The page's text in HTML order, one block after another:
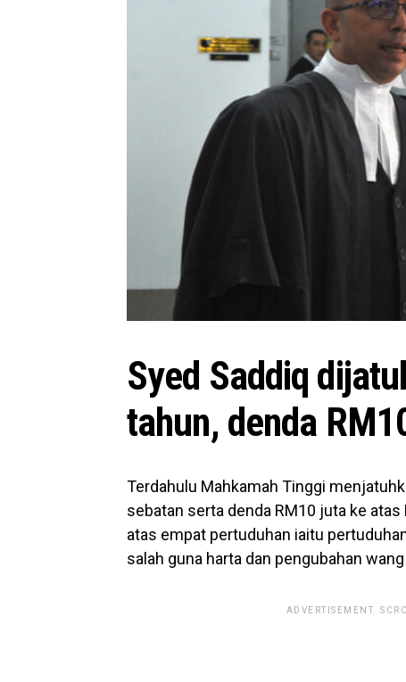
Syed Saddiq
tahun, denda
Terdahulu Mahkamah Tinggi
sebatan serta denda RM10 juta ke
atas empat pertuduhan iaitu
salah guna harta dan pengubahan
ADVERTISEMENT.